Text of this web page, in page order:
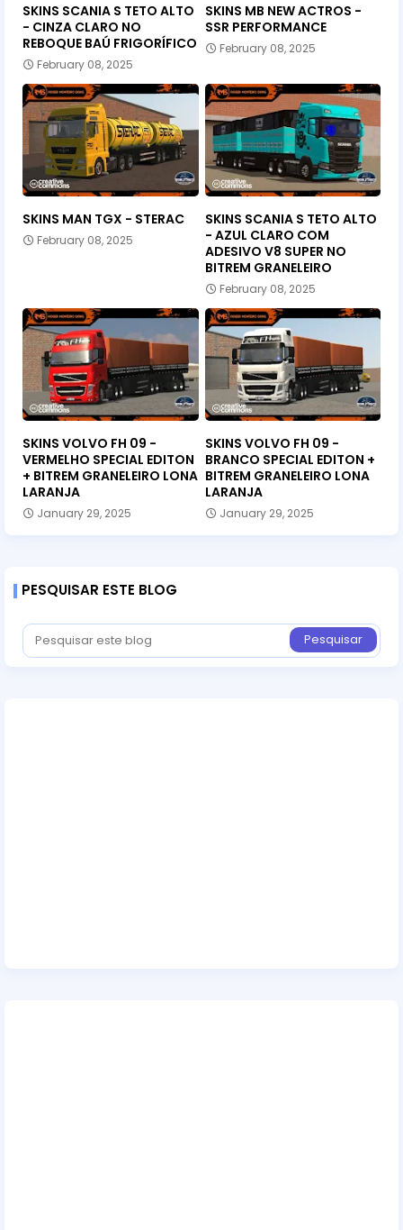
SKINS SCANIA S TETO ALTO
- CINZA CLARO NO
REBOQUE BAÚ FRIGORÍFICO
February 08, 2025
SKINS MB NEW ACTROS -
SSR PERFORMANCE
February 08, 2025
SKINS MAN TGX - STERAC
February 08, 2025
SKINS SCANIA S TETO ALTO
- AZUL CLARO COM
ADESIVO V8 SUPER NO
BITREM GRANELEIRO
February 08, 2025
SKINS VOLVO FH 09 -
VERMELHO SPECIAL EDITON
+ BITREM GRANELEIRO LONA
LARANJA
January 29, 2025
SKINS VOLVO FH 09 -
BRANCO SPECIAL EDITON +
BITREM GRANELEIRO LONA
LARANJA
January 29, 2025
PESQUISAR ESTE BLOG